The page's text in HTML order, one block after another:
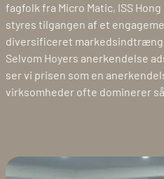
fagfolk fra Micro Matic, ISS
styres tilgangen af et
diversificeret
Selvom Hoyers anerkendelse
ser vi prisen som en
virksomheder ofte dominerer